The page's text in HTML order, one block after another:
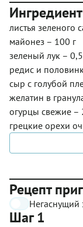
листья зеленого
майонез – 100 г
зеленый лук –
редис и
сыр с голубой
желатин в
огурцы свежие –
грецкие орехи
Рецепт
Негаснущий
Шаг 1